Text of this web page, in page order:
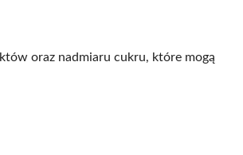
oraz nadmiaru cukru, które mogą